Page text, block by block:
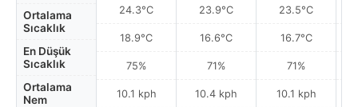
Ortalama
Sıcaklık
En Düşük
Sıcaklık
Ortalama
Nem
24.3°C
18.9°C
75%
10.1 kph
23.9°C
16.6°C
71%
10.4 kph
23.5°C
16.7°C
71%
10.1 kph